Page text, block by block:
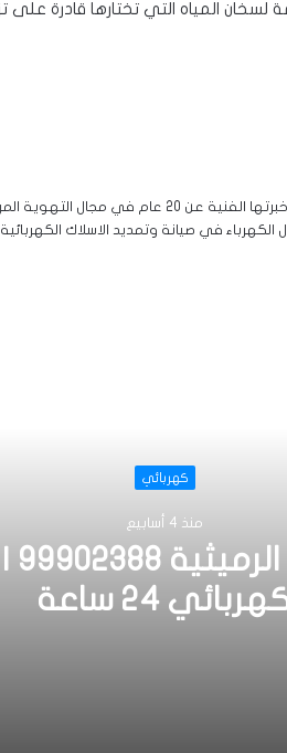
لسخان المياه التي تختارها قادرة على
افاق الغدير شركـــة تزيد خبرتها الفنية عن
في صيانة وتمديد الاسلاك الكهربائية
كهربائي
منذ 4 أسابيع
24 ساعة